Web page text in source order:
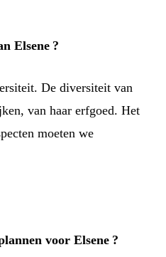
Elsene ?
De diversiteit van
van haar erfgoed. Het
moeten we
voor Elsene ?